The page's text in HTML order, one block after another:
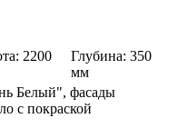
2200
Глубина: 350
мм
Белый", фасады
с покраской